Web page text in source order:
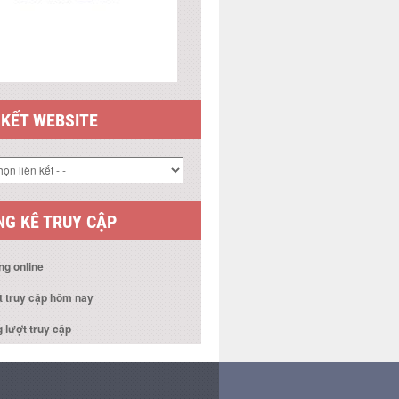
WEBSITE
KÊ TRUY CẬP
online
truy cập hôm nay
lượt truy cập